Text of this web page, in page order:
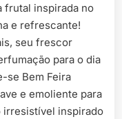
frutal inspirada no
e refrescante!
seu frescor
para o dia
se Bem Feira
e emoliente para
irresistível inspirado